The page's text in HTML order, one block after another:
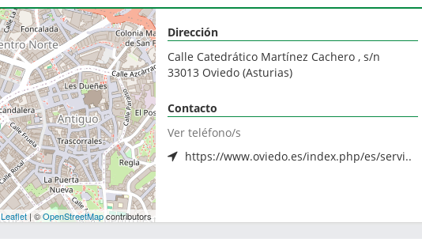
Leaflet| ©OpenStreetMapcontributors
Dirección
Calle Catedrático Martínez Cachero , s/n
33013 Oviedo (Asturias)
Contacto
Ver teléfono/s
https://www.oviedo.es/index.php/es/servi..